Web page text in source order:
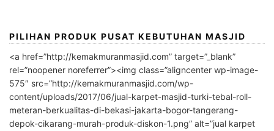
PILIHAN PRODUK PUSAT KEBUTUHAN MASJID
<a href=”http://kemakmuranmasjid.com” target=”_blank”
rel=”noopener noreferrer”><img class=”aligncenter wp-image-
575″ src=”http://kemakmuranmasjid.com/wp-
content/uploads/2017/06/jual-karpet-masjid-turki-tebal-roll-
meteran-berkualitas-di-bekasi-jakarta-bogor-tangerang-
depok-cikarang-murah-produk-diskon-1.png” alt=”jual karpet